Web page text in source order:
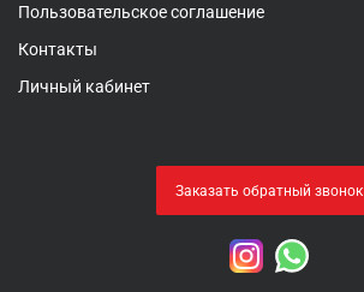
Пользовательское соглашение
Контакты
Личный кабинет
Заказать обратный звонок